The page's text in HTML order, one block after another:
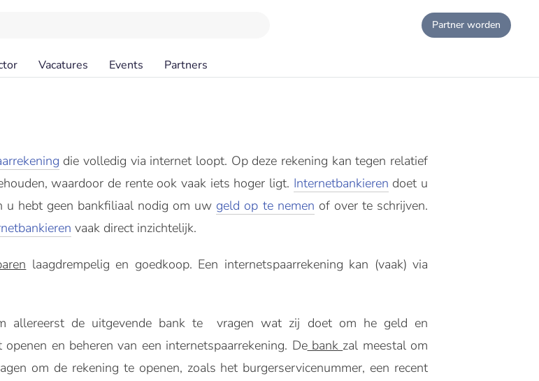
Partner worden
Vacatures Events Partners
die volledig via internet loopt. Op deze rekening kan tegen relatief
waardoor de rente ook vaak iets hoger ligt. Internetbankieren doet u
u hebt geen bankfiliaal nodig om uw geld op te nemen of over te schrijven.
vaak direct inzichtelijk.
laagdrempelig en goedkoop. Een internetspaarrekening kan (vaak) via
allereerst de uitgevende bank te vragen wat zij doet om he geld en
en beheren van een internetspaarrekening. Debank zal meestal om
om de rekening te openen, zoals het burgerservicenummer, een recent